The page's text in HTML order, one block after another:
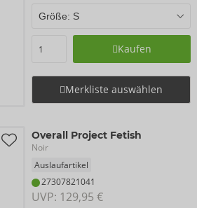
Kaufen
Merkliste auswählen
Overall Project Fetish
Noir
Auslaufartikel
27307821041
UVP: 129,95 €